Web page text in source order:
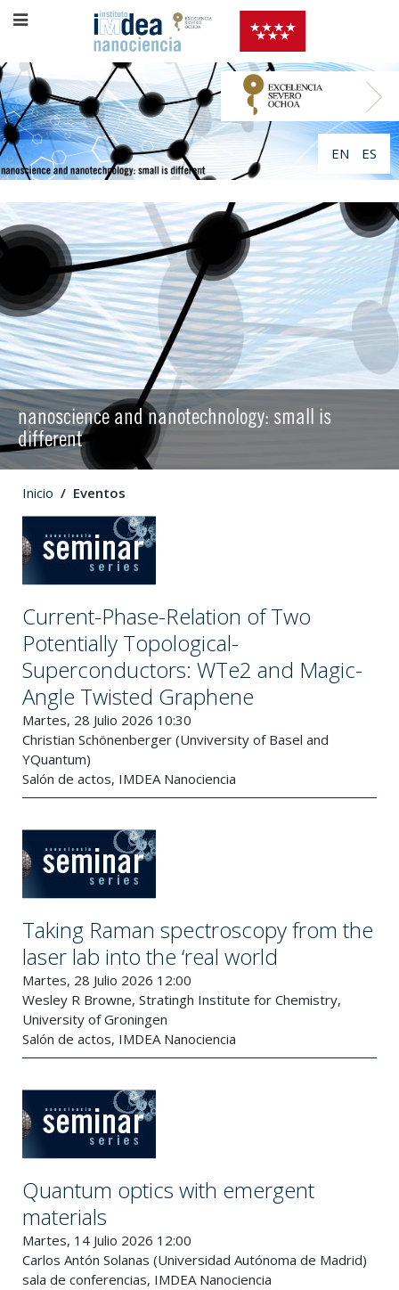
EN ES
nanoscience and nanotechnology: small is
different
Inicio Eventos
Current-Phase-Relation of Two
Potentially Topological-
Superconductors: WTe2 and Magic-
Angle Twisted Graphene
Martes, 28 Julio 2026 10:30
Christian Schönenberger (Unviversity of Basel and
YQuantum)
Salón de actos, IMDEA Nanociencia
Taking Raman spectroscopy from the
laser lab into the ‘real world
Martes, 28 Julio 2026 12:00
Wesley R Browne, Stratingh Institute for Chemistry,
University of Groningen
Salón de actos, IMDEA Nanociencia
Quantum optics with emergent
materials
Martes, 14 Julio 2026 12:00
Carlos Antón Solanas (Universidad Autónoma de Madrid)
sala de conferencias, IMDEA Nanociencia